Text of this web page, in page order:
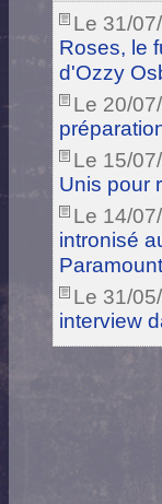
Le 31/
Roses, le
d'Ozzy
Le 20/
Le 15/
Unis pour
Le 14/
intronisé
Le 31/
interview